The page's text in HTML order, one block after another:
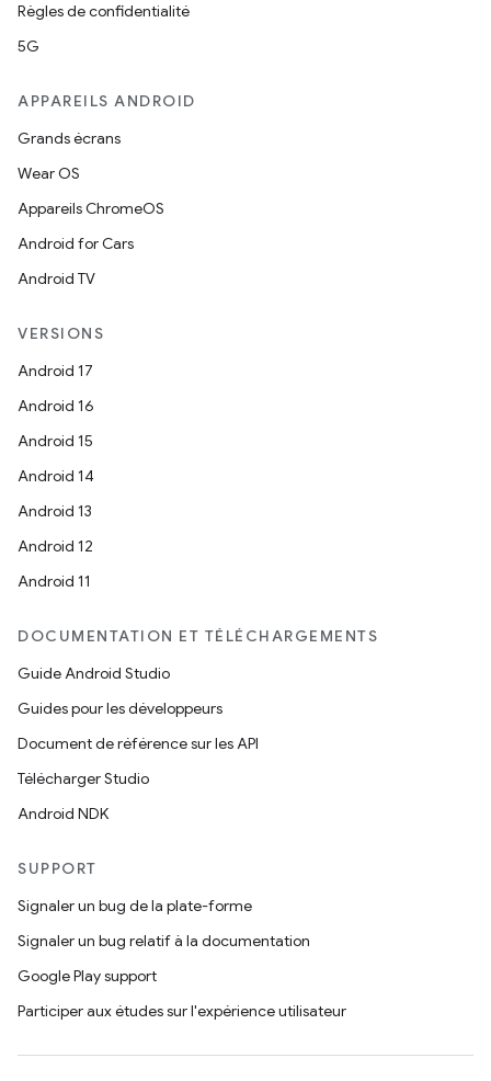
Règles de confidentialité
5G
APPAREILS ANDROID
Grands écrans
Wear OS
Appareils ChromeOS
Android for Cars
Android TV
VERSIONS
Android 17
Android 16
Android 15
Android 14
Android 13
Android 12
Android 11
DOCUMENTATION ET TÉLÉCHARGEMENTS
Guide Android Studio
Guides pour les développeurs
Document de référence sur les API
Télécharger Studio
Android NDK
SUPPORT
Signaler un bug de la plate-forme
Signaler un bug relatif à la documentation
Google Play support
Participer aux études sur l'expérience utilisateur